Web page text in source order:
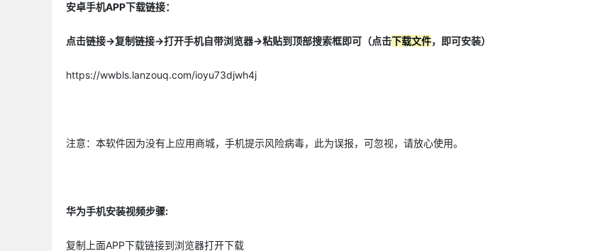
安卓手机APP下载链接：
点击链接->复制链接->打开手机自带浏览器->粘贴到顶部搜索框即可（点击下载文件，即可安装）
https://wwbls.lanzouq.com/ioyu73djwh4j
注意：本软件因为没有上应用商城，手机提示风险病毒，此为误报，可忽视，请放心使用。
华为手机安装视频步骤:
复制上面APP下载链接到浏览器打开下载